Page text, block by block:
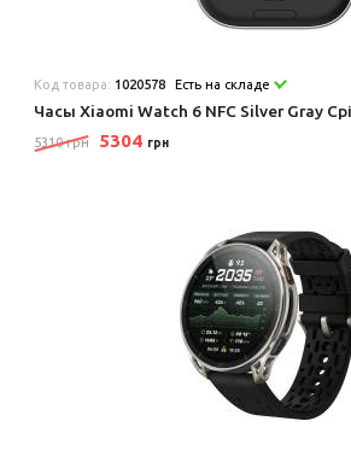
Код товара: 1020578 Есть на складе
Часы Xiaomi Watch 6 NFC Silver Gray
5310 грн 5304 грн